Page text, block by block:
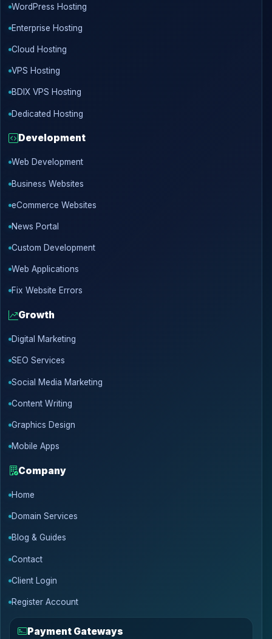
WordPress Hosting
Enterprise Hosting
Cloud Hosting
VPS Hosting
BDIX VPS Hosting
Dedicated Hosting
Development
Web Development
Business Websites
eCommerce Websites
News Portal
Custom Development
Web Applications
Fix Website Errors
Growth
Digital Marketing
SEO Services
Social Media Marketing
Content Writing
Graphics Design
Mobile Apps
Company
Home
Domain Services
Blog & Guides
Contact
Client Login
Register Account
Payment Gateways